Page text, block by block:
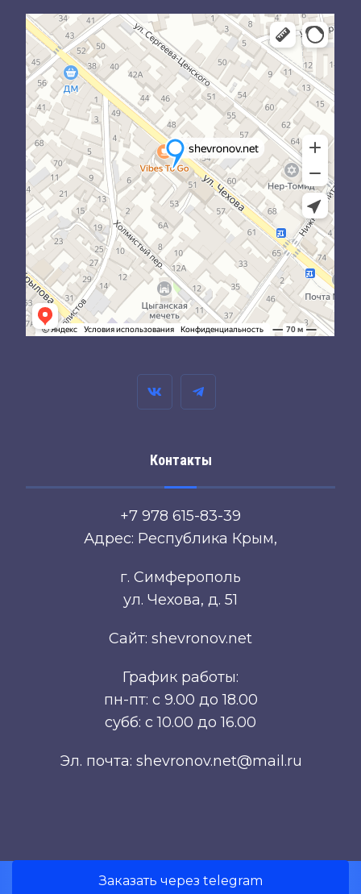
Контакты
+7 978 615-83-39
Адрес: Республика Крым,
г. Симферополь
ул. Чехова, д. 51
Сайт: shevronov.net
График работы:
пн-пт: с 9.00 до 18.00
субб: с 10.00 до 16.00
Эл. почта: shevronov.net@mail.ru
Разработка сайта Симферополь.
Заказать через telegram